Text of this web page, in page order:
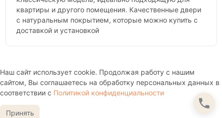
квартиры и другого помещения. Качественные двери
с натуральным покрытием, которые можно купить с
доставкой и установкой
Наш сайт использует cookie. Продолжая работу с нашим
сайтом, Вы соглашаетесь на обработку персональных данных в
соответствии с Политикой конфиденциальности
Принять